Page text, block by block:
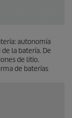
autonomía
la batería. De
de litio.
de baterías